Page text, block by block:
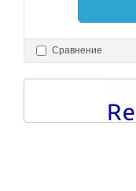
Сравнение